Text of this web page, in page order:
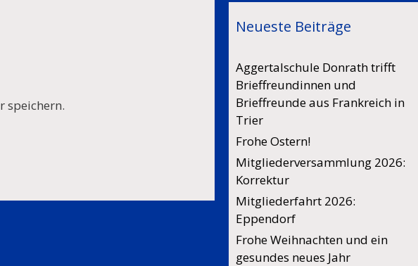
speichern.
Neueste Beiträge
Aggertalschule Donrath trifft
Brieffreundinnen und
Brieffreunde aus Frankreich in
Trier
Frohe Ostern!
Mitgliederversammlung 2026:
Korrektur
Mitgliederfahrt 2026:
Eppendorf
Frohe Weihnachten und ein
gesundes neues Jahr